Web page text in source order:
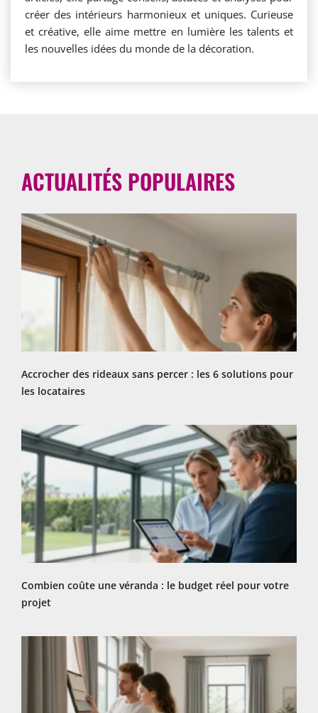
créer des intérieurs harmonieux et uniques. Curieuse
et créative, elle aime mettre en lumière les talents et
les nouvelles idées du monde de la décoration.
ACTUALITÉS POPULAIRES
Accrocher des rideaux sans percer : les 6 solutions pour
les locataires
Combien coûte une véranda : le budget réel pour votre
projet